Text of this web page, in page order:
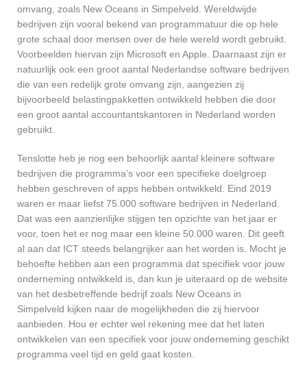
omvang, zoals New Oceans in Simpelveld. Wereldwijde
bedrijven zijn vooral bekend van programmatuur die op hele
grote schaal door mensen over de hele wereld wordt gebruikt.
Voorbeelden hiervan zijn Microsoft en Apple. Daarnaast zijn er
natuurlijk ook een groot aantal Nederlandse software bedrijven
die van een redelijk grote omvang zijn, aangezien zij
bijvoorbeeld belastingpakketten ontwikkeld hebben die door
een groot aantal accountantskantoren in Nederland worden
gebruikt.
Tenslotte heb je nog een behoorlijk aantal kleinere software
bedrijven die programma’s voor een specifieke doelgroep
hebben geschreven of apps hebben ontwikkeld. Eind 2019
waren er maar liefst 75.000 software bedrijven in Nederland.
Dat was een aanzienlijke stijgen ten opzichte van het jaar er
voor, toen het er nog maar een kleine 50.000 waren. Dit geeft
al aan dat ICT steeds belangrijker aan het worden is. Mocht je
behoefte hebben aan een programma dat specifiek voor jouw
onderneming ontwikkeld is, dan kun je uiteraard op de website
van het desbetreffende bedrijf zoals New Oceans in
Simpelveld kijken naar de mogelijkheden die zij hiervoor
aanbieden. Hou er echter wel rekening mee dat het laten
ontwikkelen van een specifiek voor jouw onderneming geschikt
programma veel tijd en geld gaat kosten.